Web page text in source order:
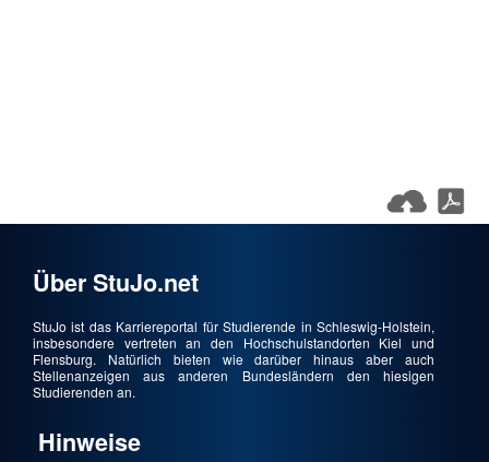
Über StuJo.net
StuJo ist das Karriereportal für Studierende in Schleswig-Holstein,
insbesondere vertreten an den Hochschulstandorten Kiel und
Flensburg. Natürlich bieten wie darüber hinaus aber auch
Stellenanzeigen aus anderen Bundesländern den hiesigen
Studierenden an.
Hinweise